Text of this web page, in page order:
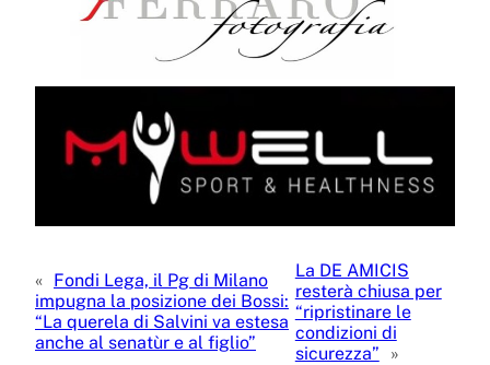
« Fondi Lega, il Pg di Milano
impugna la posizione dei Bossi:
“La querela di Salvini va estesa
anche al senatùr e al figlio”
La DE AMICIS
resterà chiusa per
“ripristinare le
condizioni di
sicurezza”
»